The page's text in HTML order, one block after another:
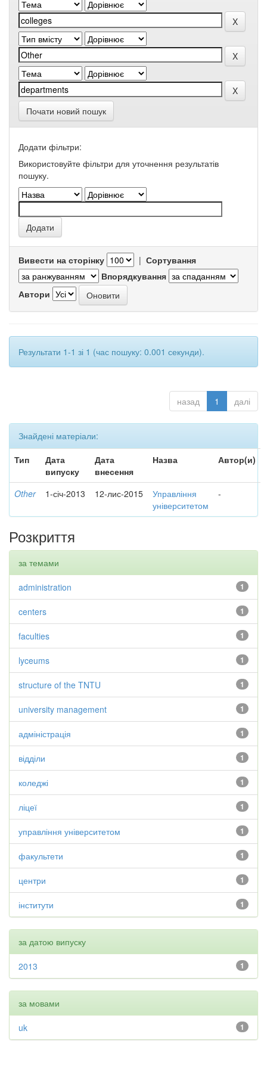
Почати новий пошук
Додати фільтри:
Використовуйте фільтри для уточнення результатів
пошуку.
Вивести на сторінку | Сортування
Впорядкування
Автори
Результати 1-1 зі 1 (час пошуку: 0.001 секунди).
назад 1 далі
Знайдені матеріали:
Тип
Дата
випуску
Дата
внесення
Назва Автор(и)
Other 1-січ-2013 12-лис-2015
Управління
університетом
-
Розкриття
за темами
1
administration
1
centers
1
faculties
1
lyceums
1
structure of the TNTU
1
university management
1
адміністрація
1
відділи
1
коледжі
1
ліцеї
1
управління університетом
1
факультети
1
центри
1
інститути
за датою випуску
1
2013
за мовами
1
uk